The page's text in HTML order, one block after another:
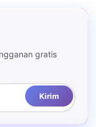
gratis
Kirim